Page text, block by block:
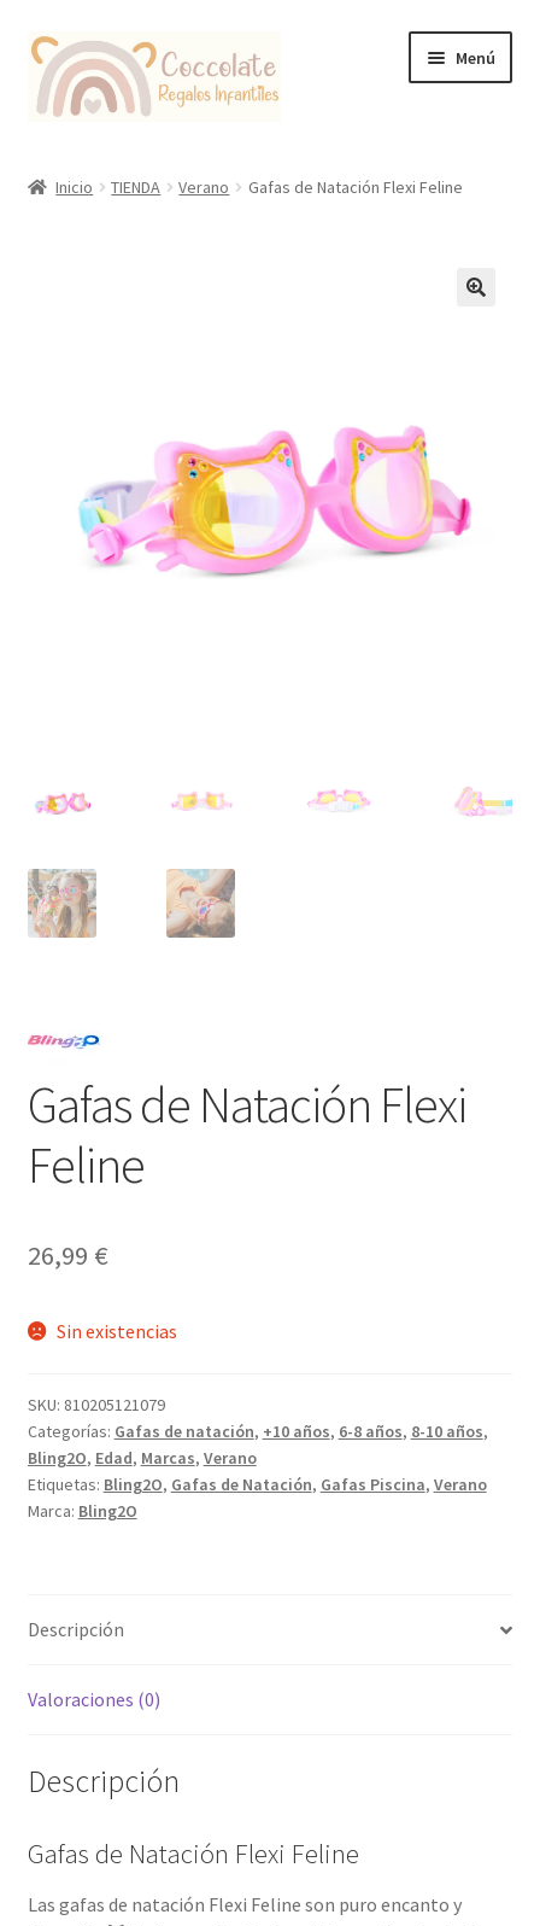
Ir
la
Ir
contenido
Menú
Inicio TIENDA Verano Gafas de Natación Flexi Feline
Gafas de Natación Flexi
Feline
26,99 €
Sin existencias
SKU: 810205121079
Categorías: Gafas de natación, +10 años, 6-8 años, 8-10 años,
Bling2O, Edad, Marcas, Verano
Etiquetas: Bling2O, Gafas de Natación, Gafas Piscina, Verano
Marca: Bling2O
Descripción
Valoraciones (0)
Descripción
Gafas de Natación Flexi Feline
Las gafas de natación Flexi Feline son puro encanto y